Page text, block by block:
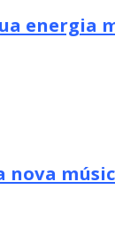
energia
nova